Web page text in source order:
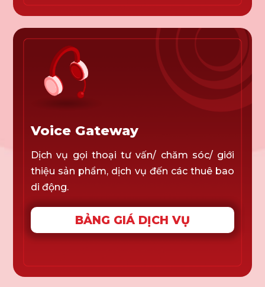
Voice Gateway
Dịch vụ gọi thoại tư vấn/ chăm sóc/ giới
thiệu sản phẩm, dịch vụ đến các thuê bao
di động.
BẢNG GIÁ DỊCH VỤ